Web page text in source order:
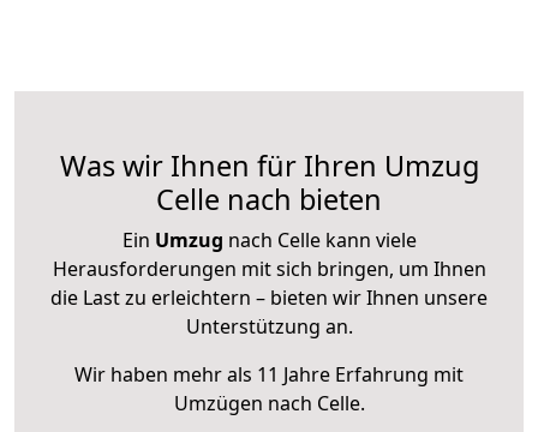
Was wir Ihnen für Ihren Umzug
Celle nach bieten
Ein Umzug nach Celle kann viele
Herausforderungen mit sich bringen, um Ihnen
die Last zu erleichtern – bieten wir Ihnen unsere
Unterstützung an.
Wir haben mehr als 11 Jahre Erfahrung mit
Umzügen nach Celle.